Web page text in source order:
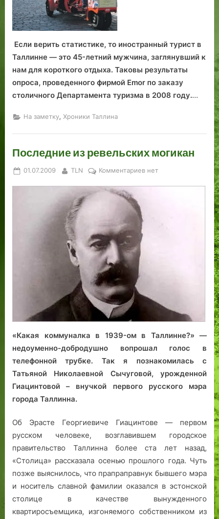
Если верить статистике, то иностранный турист в
Таллинне — это 45-летний мужчина, заглянувший к
нам для короткого отдыха. Таковы результаты
опроса, проведенного фирмой Emor по заказу
столичного Департамента туризма в 2008 году.…
На заметку, Хроники Таллина
Последние из ревельских могикан
Posted
01.07.2009 By
TLN Комментариевкнет
«Какая коммуналка в 1939-ом в Таллинне?» —
недоуменно-добродушно вопрошал голос в
телефонной трубке. Так я познакомилась с
Татьяной Николаевной Сычуговой, урожденной
Гиацинтовой – внучкой первого русского мэра
города Таллинна.
Об Эрасте Георгиевиче Гиацинтове — первом
русском человеке, возглавившем городское
правительство Таллинна более ста лет назад,
«Столица» рассказала осенью прошлого года. Чуть
позже выяснилось, что прапраправнук бывшего мэра
и носитель славной фамилии оказался в эстонской
столице в качестве вынужденного
квартиросъемщика, изгоняемого собственником из